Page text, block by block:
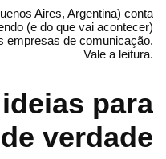
Aires, Argentina) conta
(e do que vai acontecer)
empresas de comunicação.
Vale a leitura.
para
verdade